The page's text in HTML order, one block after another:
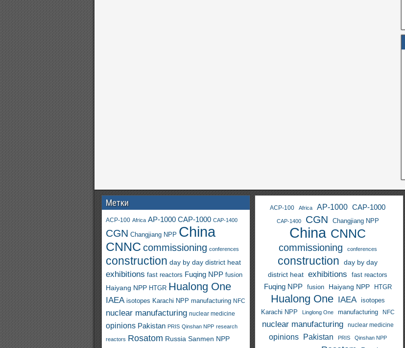
Метки
ACP-100 Africa AP-1000 CAP-1000 CAP-1400
CGN Changjiang NPP China
CNNC commissioning conferences
construction day by day district heat
exhibitions fast reactors Fuqing NPP fusion
Haiyang NPP HTGR Hualong One
IAEA isotopes Karachi NPP manufacturing NFC
nuclear manufacturing nuclear medicine
opinions Pakistan PRIS Qinshan NPP research
reactors Rosatom Russia Sanmen NPP
ACP-100 Africa AP-1000 CAP-1000
CAP-1400 CGN Changjiang NPP
China CNNC
commissioning conferences
construction
day by day
district heat
exhibitions fast reactors
Fuqing NPP fusion Haiyang NPP HTGR
Hualong One IAEA
isotopes
Karachi NPP
Linglong One manufacturing NFC
nuclear manufacturing nuclear medicine
opinions Pakistan PRIS Qinshan NPP